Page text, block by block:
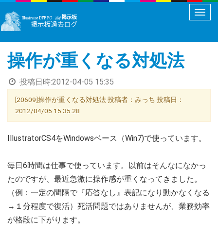
メ
ュ
操作が重くなる対処法
投稿日時:2012-04-05 15:35
[20609]操作が重くなる対処法 投稿者：みっち 投稿日：
2012/04/05 15:35:28
IllustratorCS4をWindowsベース（Win7)で使っています。
毎日6時間は仕事で使っています。以前はそんなになかっ
たのですが、最近急激に操作感が重くなってきました。
（例：一定の間隔で『応答なし』表記になり動かなくなる
→１分程度で復活）死活問題ではありませんが、業務効率
が格段に下がります。